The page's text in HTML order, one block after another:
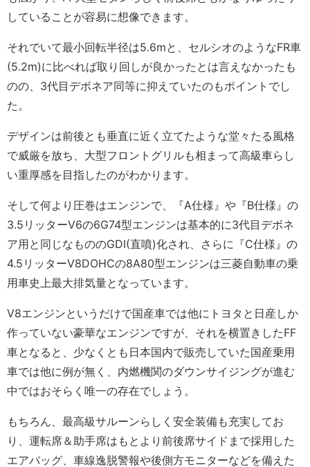
していることが容易に想像できます。
それでいて最小回転半径は5.6mと、セルシオのようなFR車
(5.2m)に比べれば取り回しが良かったとは言えなかったも
のの、3代目デボネア同等に抑えていたのもポイントでし
た。
デザインは前後とも垂直に近く立てたような堂々たる風格
で威厳を放ち、大型フロントグリルも相まって高級車らし
い重厚感を目指したのがわかります。
そして何より圧巻はエンジンで、『A仕様』や『B仕様』の
3.5リッターV6の6G74型エンジンは基本的に3代目デボネ
ア用と同じなもののGDI(直噴)化され、さらに『C仕様』の
4.5リッターV8DOHCの8A80型エンジンは三菱自動車の乗
用車史上最大排気量となっています。
V8エンジンというだけで国産車では他にトヨタと日産しか
作っていない豪華なエンジンですが、それを横置きしたFF
車となると、少なくとも日本国内で販売していた国産乗用
車では他に例が無く、内燃機関のダウンサイジングが進む
中ではおそらく唯一の存在でしょう。
もちろん、最高級サルーンらしく安全装備も充実してお
り、運転席＆助手席はもとより前後席サイドまで採用した
エアバッグ、車線逸脱警報や後側方モニターなどを備えた